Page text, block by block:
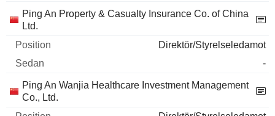
Ping An Property & Casualty Insurance Co. of China
Ltd.
Direktör/Styrelseledamot
-
Ping An Wanjia Healthcare Investment Management
Co., Ltd.